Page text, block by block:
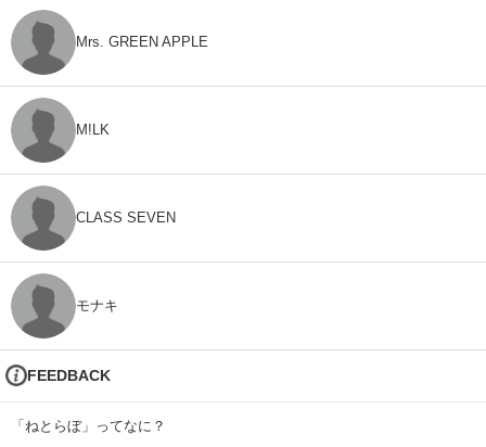
Mrs. GREEN APPLE
M!LK
CLASS SEVEN
モナキ
FEEDBACK
「ねとらぼ」ってなに？